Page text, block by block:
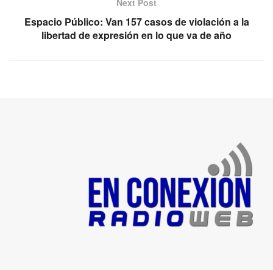
Espacio Público: Van 157 casos de violación a la
libertad de expresión en lo que va de año